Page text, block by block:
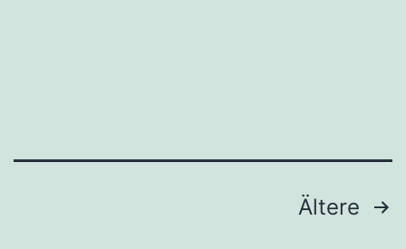
Seitennummerierung
Ältere